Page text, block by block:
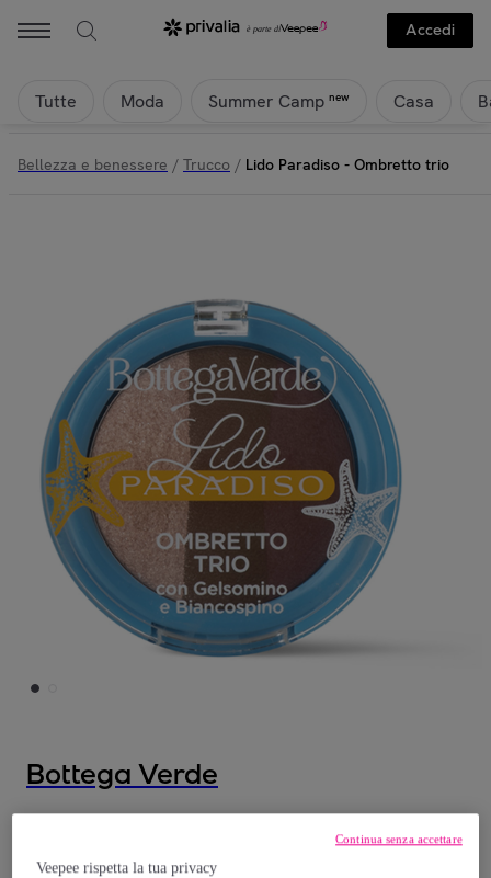
Accedi
Tutte Moda Summer Camp new Casa
Bellezza e benessere / Trucco / Lido Paradiso - Ombretto trio
Bottega Verde
Lido Paradiso - Ombretto trio
Lido Paradiso - Ombretto trio
Veepee rispetta la tua privacy
Continua senza accettare